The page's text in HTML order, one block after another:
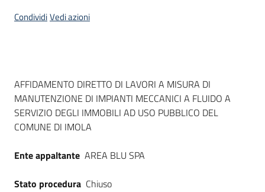
CondividiVedi azioni
Dati del bando
AFFIDAMENTO DIRETTO DI LAVORI A MISURA DI
MANUTENZIONE DI IMPIANTI MECCANICI A FLUIDO A
SERVIZIO DEGLI IMMOBILI AD USO PUBBLICO DEL
COMUNE DI IMOLA
Ente appaltante AREA BLU SPA
Stato procedura Chiuso